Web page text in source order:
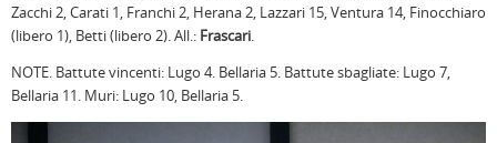
Zacchi 2, Carati 1, Franchi 2, Herana 2, Lazzari 15, Ventura 14, Finocchiaro
(libero 1), Betti (libero 2). All.: Frascari.
NOTE. Battute vincenti: Lugo 4. Bellaria 5. Battute sbagliate: Lugo 7,
Bellaria 11. Muri: Lugo 10, Bellaria 5.